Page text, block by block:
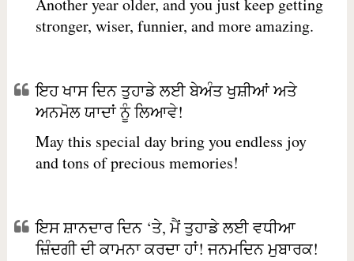
Another year older, and you just keep getting
stronger, wiser, funnier, and more amazing.
ਇਹ ਖਾਸ ਦਿਨ ਤੁਹਾਡੇ ਲਈ ਬੇਅੰਤ ਖੁਸ਼ੀਆਂ ਅਤੇ
ਅਨਮੋਲ ਯਾਦਾਂ ਨੂੰ ਲਿਆਵੇ!
May this special day bring you endless joy
and tons of precious memories!
ਇਸ ਸ਼ਾਨਦਾਰ ਦਿਨ ‘ਤੇ, ਮੈਂ ਤੁਹਾਡੇ ਲਈ ਵਧੀਆ
ਜ਼ਿੰਦਗੀ ਦੀ ਕਾਮਨਾ ਕਰਦਾ ਹਾਂ! ਜਨਮਦਿਨ ਮੁਬਾਰਕ!